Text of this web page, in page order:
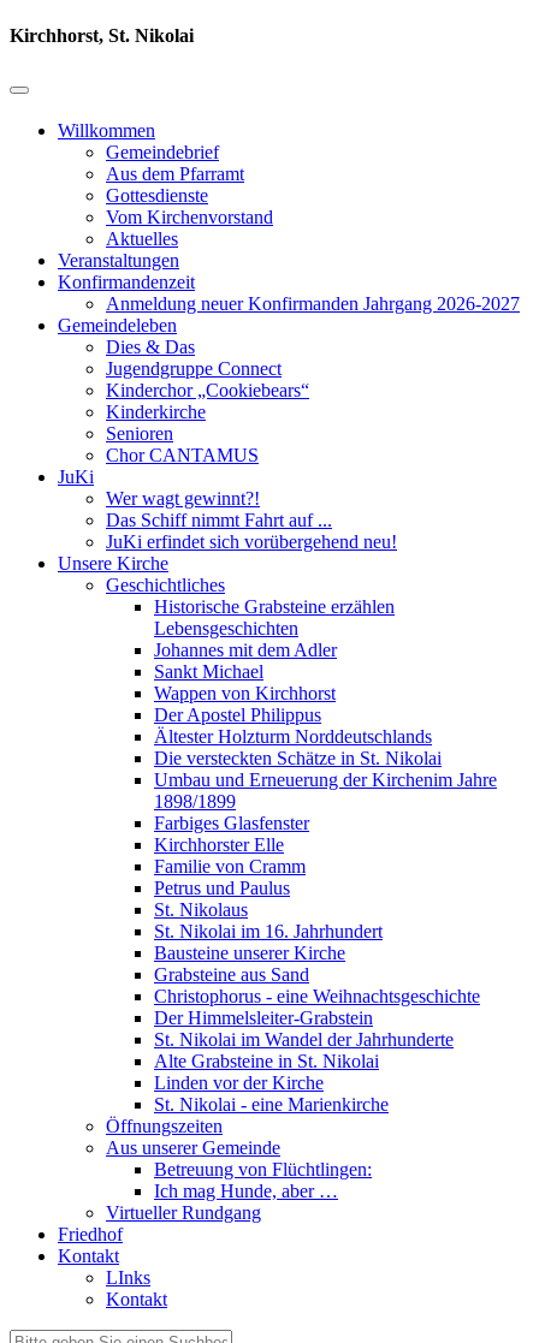
Kirchhorst, St. Nikolai
Willkommen
Gemeindebrief
Aus dem Pfarramt
Gottesdienste
Vom Kirchenvorstand
Aktuelles
Veranstaltungen
Konfirmandenzeit
Anmeldung neuer Konfirmanden Jahrgang 2026-2027
Gemeindeleben
Dies & Das
Jugendgruppe Connect
Kinderchor „Cookiebears“
Kinderkirche
Senioren
Chor CANTAMUS
JuKi
Wer wagt gewinnt?!
Das Schiff nimmt Fahrt auf ...
JuKi erfindet sich vorübergehend neu!
Unsere Kirche
Geschichtliches
Historische Grabsteine erzählen
Lebensgeschichten
Johannes mit dem Adler
Sankt Michael
Wappen von Kirchhorst
Der Apostel Philippus
Ältester Holzturm Norddeutschlands
Die versteckten Schätze in St. Nikolai
Umbau und Erneuerung der Kirchenim Jahre
1898/1899
Farbiges Glasfenster
Kirchhorster Elle
Familie von Cramm
Petrus und Paulus
St. Nikolaus
St. Nikolai im 16. Jahrhundert
Bausteine unserer Kirche
Grabsteine aus Sand
Christophorus - eine Weihnachtsgeschichte
Der Himmelsleiter-Grabstein
St. Nikolai im Wandel der Jahrhunderte
Alte Grabsteine in St. Nikolai
Linden vor der Kirche
St. Nikolai - eine Marienkirche
Öffnungszeiten
Aus unserer Gemeinde
Betreuung von Flüchtlingen:
Ich mag Hunde, aber …
Virtueller Rundgang
Friedhof
Kontakt
LInks
Kontakt